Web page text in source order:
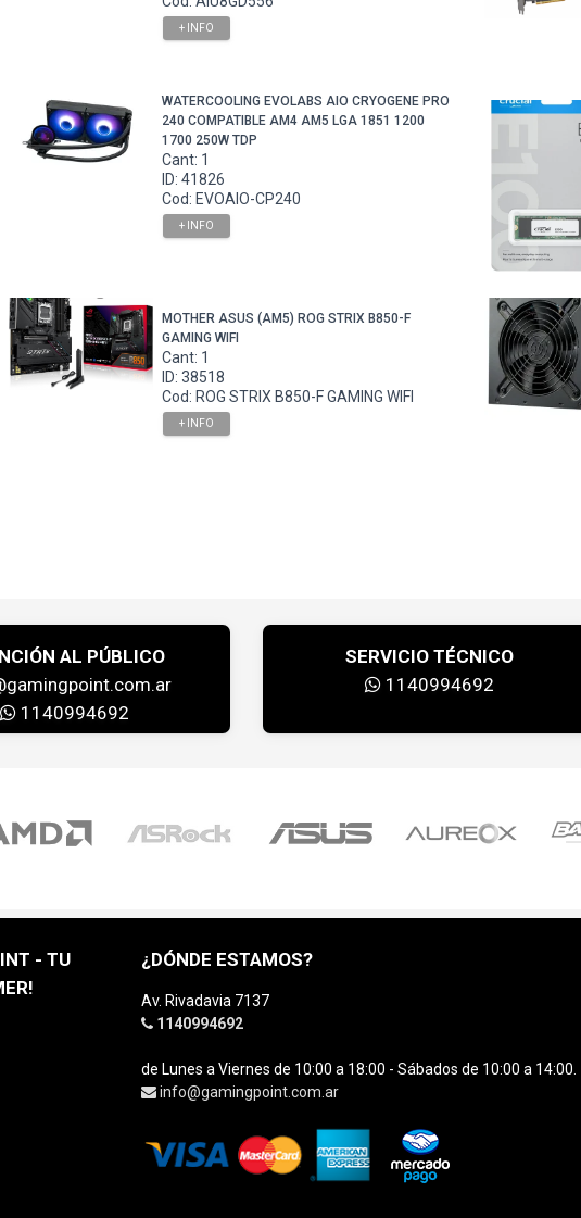
+ INFO
WATERCOOLING EVOLABS AIO CRYOGENE PRO
240 COMPATIBLE AM4 AM5 LGA 1851 1200
1700 250W TDP
Cant: 1
ID: 41826
Cod: EVOAIO-CP240
+ INFO
MOTHER ASUS (AM5) ROG STRIX B850-F
GAMING WIFI
Cant: 1
ID: 38518
Cod: ROG STRIX B850-F GAMING WIFI
+ INFO
AL PÚBLICO
1140994692
SERVICIO TÉCNICO
1140994692
- TU
¿DÓNDE ESTAMOS?
Av. Rivadavia 7137
1140994692
de Lunes a Viernes de 10:00 a 18:00 - Sábados de 10:00 a 14:00.
info@gamingpoint.com.ar